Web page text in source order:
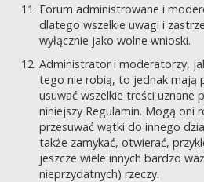
Forum administrowane i
dlatego wszelkie uwagi i
wyłącznie jako wolne wnioski.
Administrator i moderatorzy,
tego nie robią, to jednak mają
usuwać wszelkie treści uznane
niniejszy Regulamin. Mogą oni
przesuwać wątki do innego
także zamykać, otwierać,
jeszcze wiele innych bardzo
nieprzydatnych) rzeczy.